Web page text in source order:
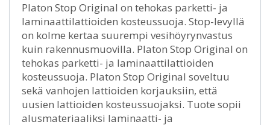
Platon Stop Original on tehokas parketti- ja
laminaattilattioiden kosteussuoja. Stop-levyllä
on kolme kertaa suurempi vesihöyrynvastus
kuin rakennusmuovilla. Platon Stop Original on
tehokas parketti- ja laminaattilattioiden
kosteussuoja. Platon Stop Original soveltuu
sekä vanhojen lattioiden korjauksiin, että
uusien lattioiden kosteussuojaksi. Tuote sopii
alusmateriaaliksi laminaatti- ja